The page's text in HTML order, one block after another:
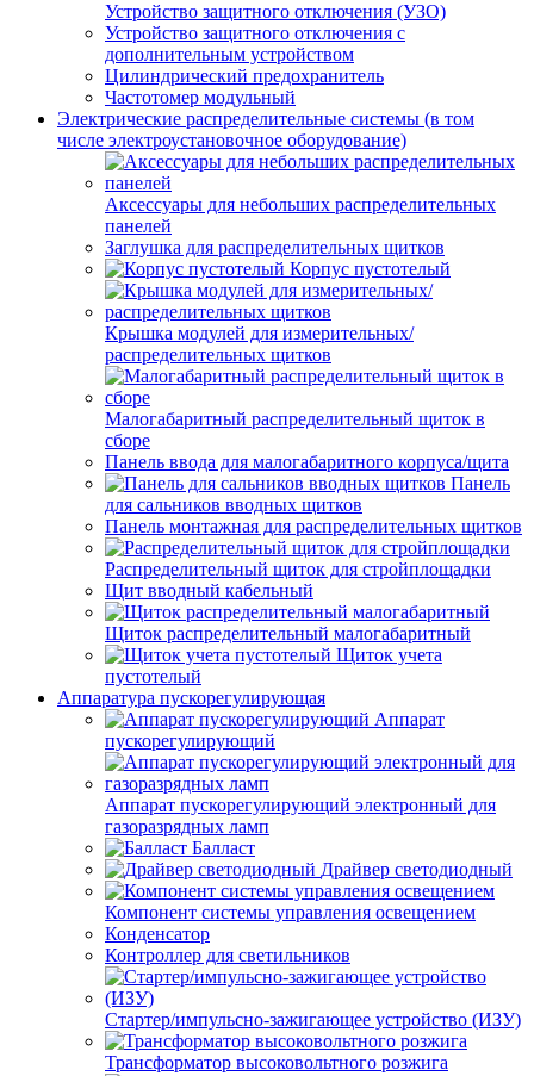
Устройство защитного отключения (УЗО)
Устройство защитного отключения с
дополнительным устройством
Цилиндрический предохранитель
Частотомер модульный
Электрические распределительные системы (в том
числе электроустановочное оборудование)
Аксессуары для небольших распределительных
панелей
Заглушка для распределительных щитков
Корпус пустотелый
Крышка модулей для измерительных/
распределительных щитков
Малогабаритный распределительный щиток в
сборе
Панель ввода для малогабаритного корпуса/щита
Панель
для сальников вводных щитков
Панель монтажная для распределительных щитков
Распределительный щиток для стройплощадки
Щит вводный кабельный
Щиток распределительный малогабаритный
Щиток учета
пустотелый
Аппаратура пускорегулирующая
Аппарат
пускорегулирующий
Аппарат пускорегулирующий электронный для
газоразрядных ламп
Балласт
Драйвер светодиодный
Компонент системы управления освещением
Конденсатор
Контроллер для светильников
Стартер/импульсно-зажигающее устройство (ИЗУ)
Трансформатор высоковольтного розжига